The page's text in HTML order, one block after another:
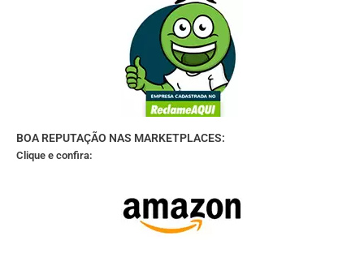
BOA REPUTAÇÃO NAS MARKETPLACES:
Clique e confira: